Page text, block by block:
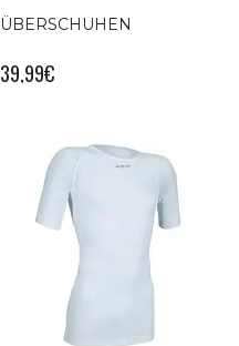
ÜBERSCHUHEN
39,99€